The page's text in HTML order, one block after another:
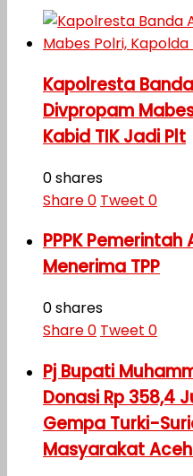
Kapolresta
Divpropam
Kabid TIK Jadi Plt
0 shares
Share0 Tweet 0
PPPK Pemerintah
Menerima TPP
0 shares
Share0 Tweet 0
Pj Bupati
Donasi Rp 358,4
Gempa Turki-
Masyarakat